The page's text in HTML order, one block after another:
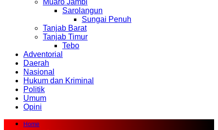
Muaro Jambi
Sarolangun
Sungai Penuh
Tanjab Barat
Tanjab Timur
Tebo
Adventorial
Daerah
Nasional
Hukum dan Kriminal
Politik
Umum
Opini
Home